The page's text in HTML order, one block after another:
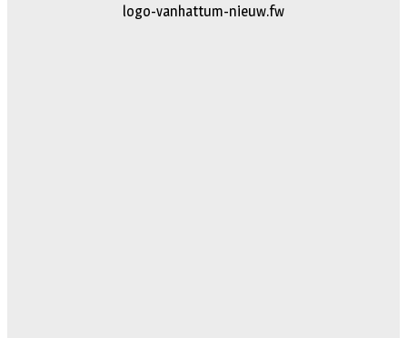
logo-vanhattum-nieuw.fw